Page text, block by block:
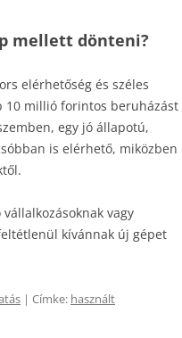
mellett dönteni?
elérhetőség és széles
10 millió forintos beruházást
egy jó állapotú,
is elérhető, miközben
vagy
kívánnak új gépet
| Címke: használt